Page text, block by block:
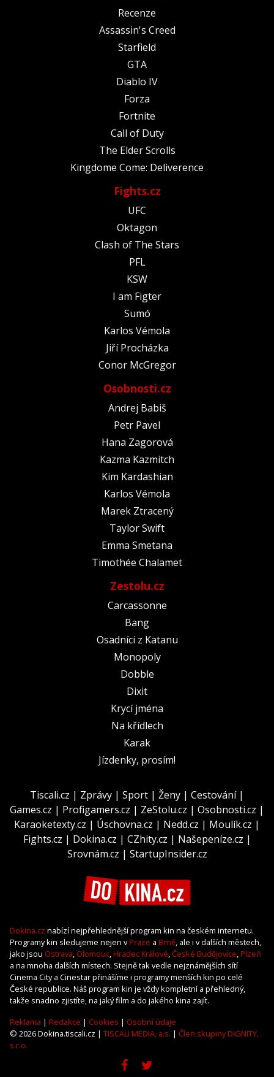
Recenze
Assassin's Creed
Starfield
GTA
Diablo IV
Forza
Fortnite
Call of Duty
The Elder Scrolls
Kingdome Come: Deliverence
Fights.cz
UFC
Oktagon
Clash of The Stars
PFL
KSW
I am Figter
Sumó
Karlos Vémola
Jiří Procházka
Conor McGregor
Osobnosti.cz
Andrej Babiš
Petr Pavel
Hana Zagorová
Kazma Kazmitch
Kim Kardashian
Karlos Vémola
Marek Ztracený
Taylor Swift
Emma Smetana
Timothée Chalamet
Zestolu.cz
Carcassonne
Bang
Osadníci z Katanu
Monopoly
Dobble
Dixit
Krycí jména
Na křídlech
Karak
Jízdenky, prosím!
Tiscali.cz | Zprávy | Sport | Ženy | Cestování|
Games.cz | Profigamers.cz | ZeStolu.cz | Osobnosti.cz |
Karaoketexty.cz | Úschovna.cz | Nedd.cz | Moulík.cz |
Fights.cz | Dokina.cz | CZhity.cz | Našepeníze.cz |
Srovnám.cz | StartupInsider.cz
Dokina.cz nabízí nejpřehlednější program kin na českém internetu.
Programy kin sledujeme nejen vPraze a Brně, ale i v dalších městech,
jako jsou Ostrava, Olomouc,Hradec Králové,České Budějovice,Plzeň
a na mnoha dalších místech. Stejně tak vedle nejznámějších sítí
Cinema City a Cinestar přinášíme i programy menších kin po celé
České republice. Náš program kin je vždy kompletní a přehledný,
takže snadno zjistíte, na jaký film a do jakého kina zajít.
Reklama | Redakce | Cookies | Osobní údaje
© 2026 Dokina.tiscali.cz | TISCALI MEDIA, a.s. | Člen skupiny DIGNITY,
s.r.o.